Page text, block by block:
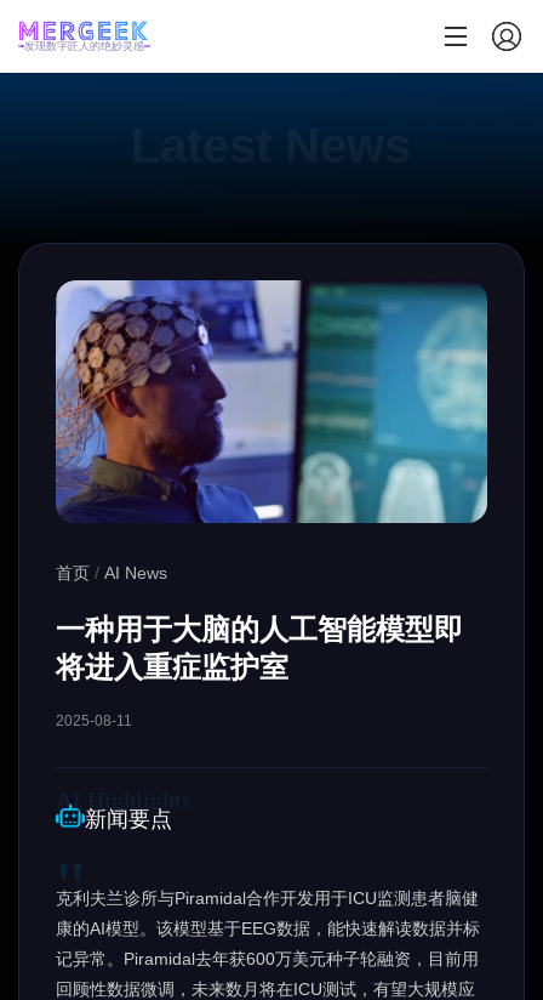
发现数字匠人的绝妙灵感
首页 / AI News
一种用于大脑的人工智能模型即
将进入重症监护室
2025-08-11
新闻要点
克利夫兰诊所与Piramidal合作开发用于ICU监测患者脑健
康的AI模型。该模型基于EEG数据，能快速解读数据并标
记异常。Piramidal去年获600万美元种子轮融资，目前用
回顾性数据微调，未来数月将在ICU测试，有望大规模应